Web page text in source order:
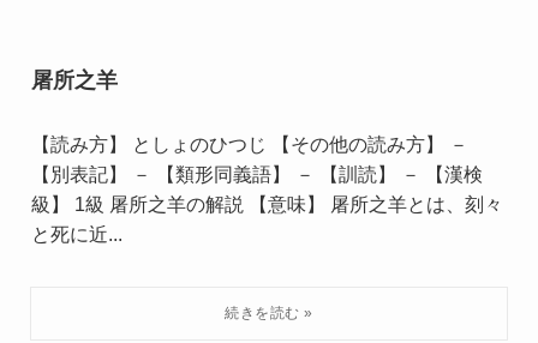
屠所之羊
【読み方】 としょのひつじ 【その他の読み方】 －
【別表記】 － 【類形同義語】 － 【訓読】 － 【漢検
級】 1級 屠所之羊の解説 【意味】 屠所之羊とは、刻々
と死に近...